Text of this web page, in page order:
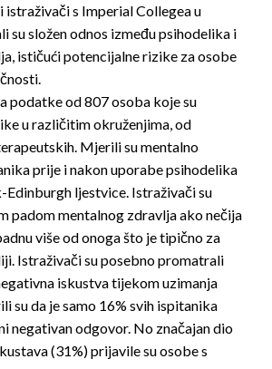
istraživači s Imperial Collegea u
su složen odnos između psihodelika i
ističući potencijalne rizike za osobe
podatke od 807 osoba koje su
u različitim okruženjima, od
Mjerili su mentalno
prije i nakon uporabe psihodelika
ljestvice. Istraživači su
padom mentalnog zdravlja ako nečija
više od onoga što je tipično za
Istraživači su posebno promatrali
iskustva tijekom uzimanja
su da je samo 16% svih ispitanika
negativan odgovor. No značajan dio
(31%) prijavile su osobe s